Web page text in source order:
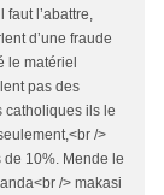
l’abattre,
d’une fraude
le matériel
pas des
catholiques ils le
/>
de 10%. Mende le
/> makasi